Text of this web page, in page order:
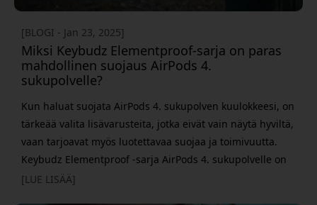
[BLOGI - Jan 23, 2025]
Miksi Keybudz Elementproof-sarja on paras
mahdollinen suojaus AirPods 4.
sukupolvelle?
Kun haluat suojata AirPods 4. sukupolven kuulokkeesi, on
tärkeää valita lisävarusteita, jotka eivät vain näytä hyviltä,
vaan tarjoavat myös luotettavaa suojaa ja toimivuutta.
Keybudz Elementproof -sarja AirPods 4. sukupolvelle on
täydellinen ratkaisu sinulle, joka haluat suojata
[LUE LISÄÄ]